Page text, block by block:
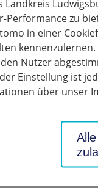
Liepins erhält zu
schreibt
mit. Besonders
Kreistag gewählt
dankt Liepins „für
aber Gesundheit“
Landkreis
Performance zu
in einer
Nutzer
Einstellung ist
über unser
Alle